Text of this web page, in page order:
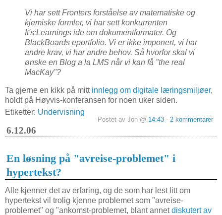
Vi har sett Fronters forståelse av matematiske og
kjemiske formler, vi har sett konkurrenten
It's:Learnings ide om dokumentformater. Og
BlackBoards eportfolio. Vi er ikke imponert, vi har
andre krav, vi har andre behov. Så hvorfor skal vi
ønske en Blog a la LMS når vi kan få "the real
MacKay"?
Ta gjerne en kikk på mitt innlegg om digitale læringsmiljøer,
holdt på Høyvis-konferansen for noen uker siden.
Etiketter: Undervisning
Postet av Jon @ 14:43 - 2 kommentarer
6.12.06
En løsning på "avreise-problemet" i
hypertekst?
Alle kjenner det av erfaring, og de som har lest litt om
hypertekst vil trolig kjenne problemet som "avreise-
problemet" og "ankomst-problemet, blant annetdiskutert av